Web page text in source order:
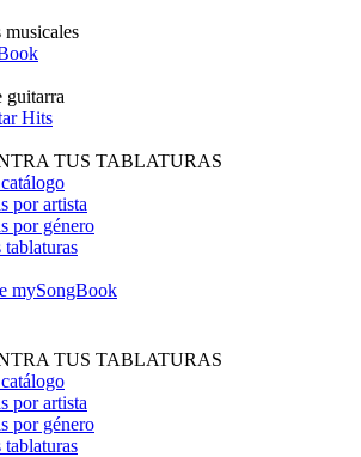
musicales
guitarra
Hits
TUS TABLATURAS
por artista
por género
tablaturas
mySongBook
TUS TABLATURAS
por artista
por género
tablaturas